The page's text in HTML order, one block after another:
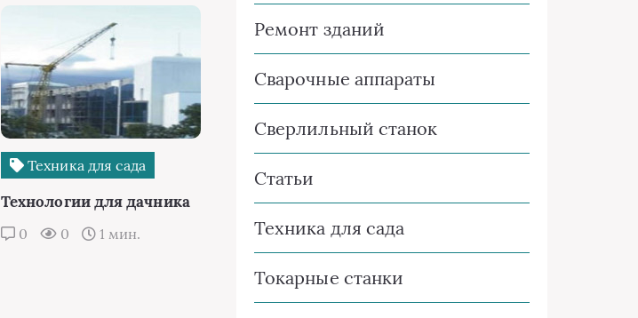
Техника для сада
Технологии для дачника
0 0 1 мин.
Ремонт зданий
Сварочные аппараты
Сверлильный станок
Статьи
Техника для сада
Токарные станки